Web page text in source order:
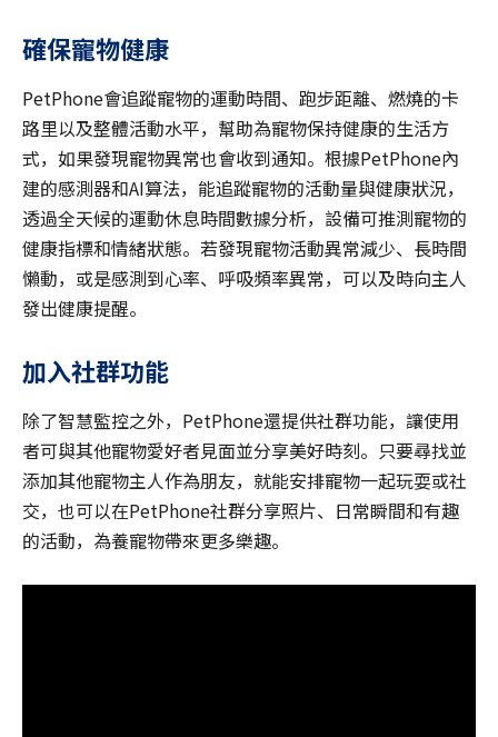
確保寵物健康
PetPhone會追蹤寵物的運動時間、跑步距離、燃燒的卡
路里以及整體活動水平，幫助為寵物保持健康的生活方
式，如果發現寵物異常也會收到通知。根據PetPhone內
建的感測器和AI算法，能追蹤寵物的活動量與健康狀況，
透過全天候的運動休息時間數據分析，設備可推測寵物的
健康指標和情緒狀態。若發現寵物活動異常減少、長時間
懶動，或是感測到心率、呼吸頻率異常，可以及時向主人
發出健康提醒。
加入社群功能
除了智慧監控之外，PetPhone還提供社群功能，讓使用
者可與其他寵物愛好者見面並分享美好時刻。只要尋找並
添加其他寵物主人作為朋友，就能安排寵物一起玩耍或社
交，也可以在PetPhone社群分享照片、日常瞬間和有趣
的活動，為養寵物帶來更多樂趣。